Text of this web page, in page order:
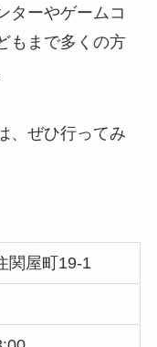
ターやゲームコ
もまで多くの方
、ぜひ行ってみ
関屋町19-1